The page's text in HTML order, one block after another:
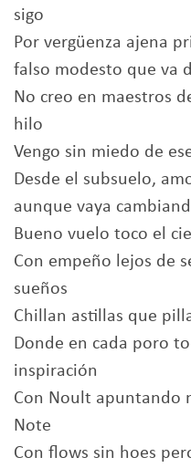
sigo
Por vergüenza ajena
falso modesto que va
No creo en maestros
hilo
Vengo sin miedo de
Desde el subsuelo,
aunque vaya
Bueno vuelo toco el
Con empeño lejos de
sueños
Chillan astillas que
Donde en cada poro
inspiración
Con Noult apuntando
Note
Con flows sin hoes